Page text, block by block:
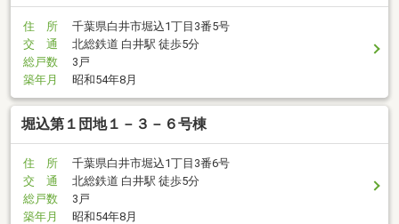
住 所
千葉県白井市堀込1丁目3番5号
交 通
北総鉄道 白井駅 徒歩5分
総戸数
3戸
築年月
昭和54年8月
堀込第１団地１－３－６号棟
住 所
千葉県白井市堀込1丁目3番6号
交 通
北総鉄道 白井駅 徒歩5分
総戸数
3戸
築年月
昭和54年8月